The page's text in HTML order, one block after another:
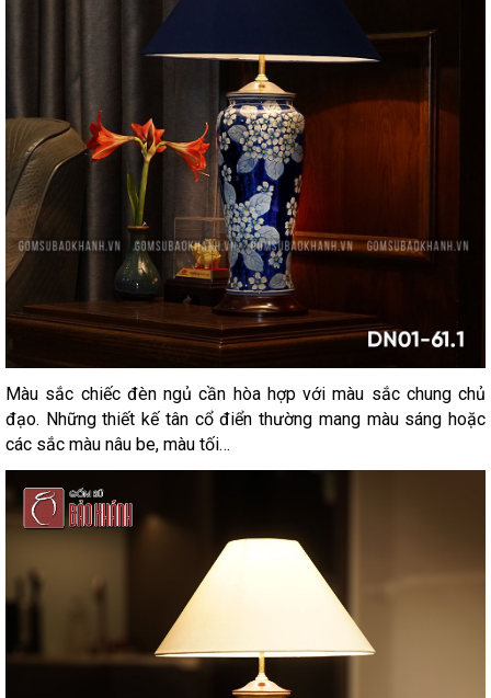
Màu sắc chiếc đèn ngủ cần hòa hợp với màu sắc chung chủ
đạo. Những thiết kế tân cổ điển thường mang màu sáng hoặc
các sắc màu nâu be, màu tối…